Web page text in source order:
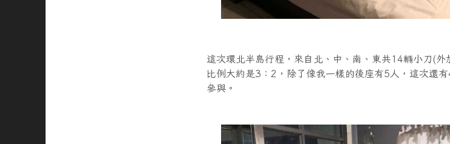
這次環北半島行程，來自北、中、南、東共14輛小刀(
比例大約是3：2，除了像我一樣的後座有5人，這次還
參與。